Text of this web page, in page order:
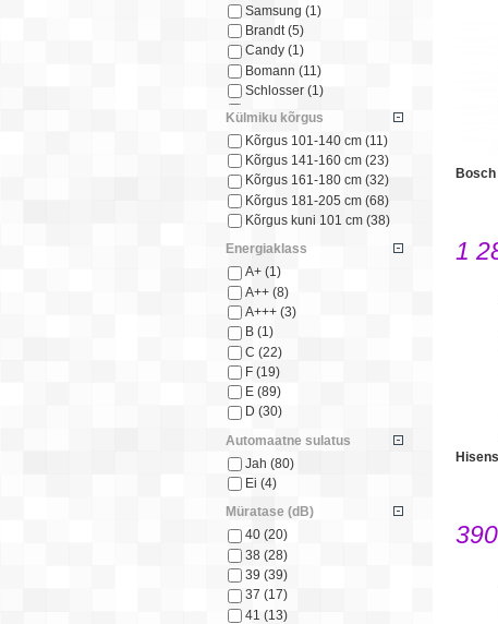
Samsung (1)
Brandt(5)
Candy (1)
Bomann (11)
Schlosser (1)
Snaige (3)
Scandomestic(14)
Frigelux
Beko
Gorenje(12)
Hisense
Külmiku kõrgus
Kõrgus 101-140 cm (11)
Kõrgus 141-160 cm (23)
Kõrgus 161-180 cm (32)
Kõrgus 181-205 cm (68)
Kõrgus kuni 101 cm (38)
Energiaklass
A+ (1)
A++ (8)
A+++ (3)
B (1)
C (22)
F (19)
E (89)
D (30)
Automaatne sulatus
Jah (80)
Ei (4)
Müratase (dB)
40 (20)
38 (28)
39 (39)
37 (17)
41 (13)
Bosch
1